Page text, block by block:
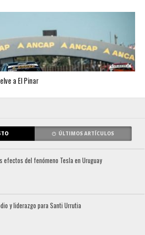
a El Pinar
ÚLTIMOS ARTÍCULOS
efectos del fenómeno Tesla en Uruguay
y liderazgo para Santi Urrutia